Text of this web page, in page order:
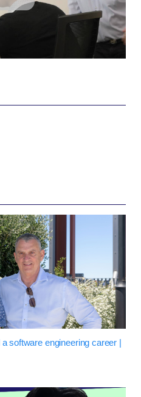
software engineering career |